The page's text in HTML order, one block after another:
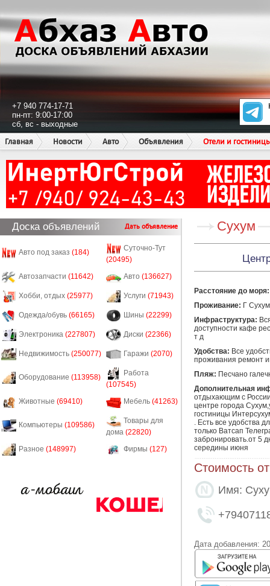
+7 940 774-17-71
пн-пт: 9:00-17:00
сб, вс - выходные
Главная
Новости Авто Объявления Отели и
Доска объявлений Дать объявление
Авто под заказ (184)
Суточно-Тут
(20495)
Автозапчасти (11642) Авто (136627)
Хобби, отдых (25977) Услуги (71943)
Одежда/обувь (66165) Шины (22299)
Электроника (227807) Диски (22366)
Недвижимость (250077) Гаражи (2070)
Оборудование (113958)
Работа
(107545)
Животные (69410) Мебель (41263)
Компьютеры (109586)
Товары для
дома (22820)
Разное (148997) Фирмы (127)
Сухум
Расстояние до моря:
Проживание: Г
Инфраструктура:
доступности кафе
т д
Удобства: Все
проживания ремонт
Пляж: Песчано
Дополнительная
отдыхающим с
центре города
гостиницы
. Есть все удобства
только Ватсап
забронировать.от 5
середины июня
Стоимость
Имя:
Дата добавления: